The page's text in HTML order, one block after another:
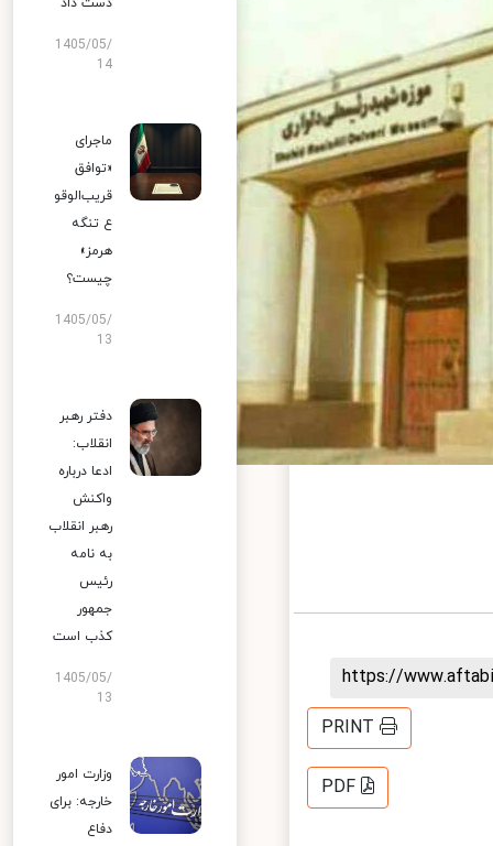
https://
PRINT
PDF
1405/05/
14
ماجرای
«توافق
قریب‌الوقو
ع تنگه
هرمز»
چیست؟
1405/05/
13
دفتر رهبر
انقلاب:
ادعا درباره
واکنش
رهبر انقلاب
به نامه
رئیس
جمهور
کذب است
1405/05/
13
وزارت امور
خارجه: برای
دفاع